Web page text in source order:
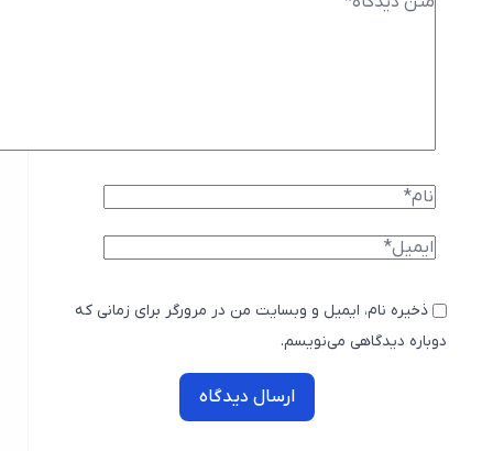
ذخیره نام، ایمیل و وبسایت من در مرورگر برای زمانی که
دوباره دیدگاهی می‌نویسم.
ارسال دیدگاه